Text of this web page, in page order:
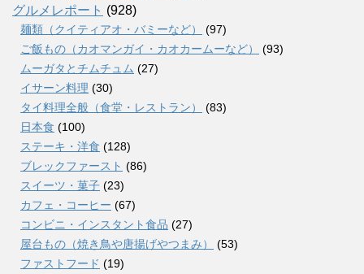
グルメレポート (928)
麺類（クイティアオ・バミーなど）
(97)
ご飯もの（カオマンガイ・カオカームーなど）
(93)
ムーガタとチムチュム (27)
イサーン料理 (30)
タイ料理全般（食堂・レストラン）
(83)
日本食 (100)
ステーキ・洋食 (128)
ブレックファースト (86)
スイーツ・菓子 (23)
カフェ・コーヒー (67)
コンビニ・インスタント食品 (27)
屋台もの（焼き鳥や唐揚げやつまみ）
(53)
ファストフード (19)